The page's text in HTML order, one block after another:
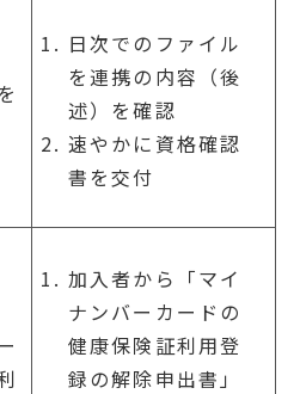
日次でのファイル
を連携の内容（後
述）を確認
速やかに資格確認
書を交付
加入者から「マイ
ナンバーカードの
健康保険証利用登
録の解除申出書」